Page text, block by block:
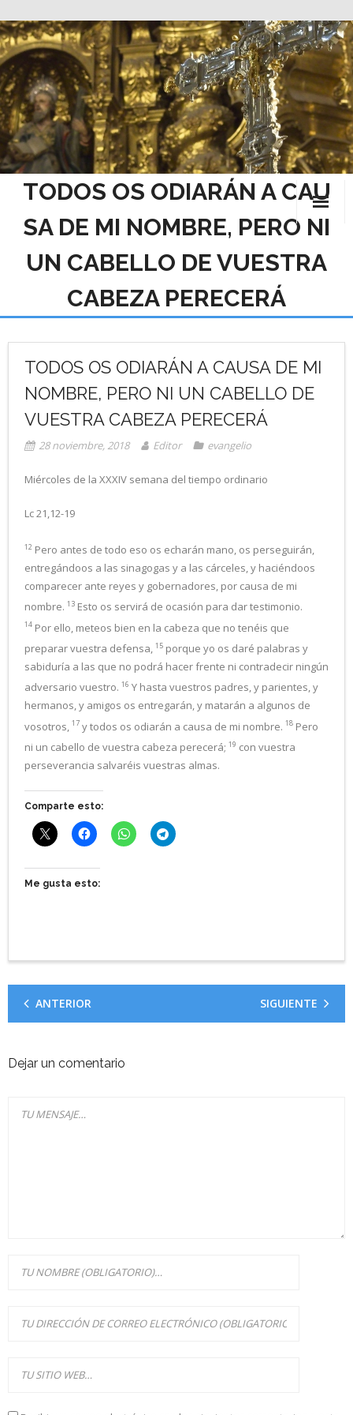
Saltar
al
contenido
TODOS OS ODIARÁN A CAU
SA DE MI NOMBRE, PERO NI
UN CABELLO DE VUESTRA
CABEZA PERECERÁ
TODOS OS ODIARÁN A CAUSA DE MI
NOMBRE, PERO NI UN CABELLO DE
VUESTRA CABEZA PERECERÁ
28 noviembre, 2018 Editor evangelio
Miércoles de la XXXIV semana del tiempo ordinario
Lc 21,12-19
12 Pero antes de todo eso os echarán mano, os perseguirán,
entregándoos a las sinagogas y a las cárceles, y haciéndoos
comparecer ante reyes y gobernadores, por causa de mi
nombre. 13 Esto os servirá de ocasión para dar testimonio.
14 Por ello, meteos bien en la cabeza que no tenéis que
preparar vuestra defensa, 15 porque yo os daré palabras y
sabiduría a las que no podrá hacer frente ni contradecir ningún
adversario vuestro. 16 Y hasta vuestros padres, y parientes, y
hermanos, y amigos os entregarán, y matarán a algunos de
vosotros, 17 y todos os odiarán a causa de mi nombre. 18 Pero
ni un cabello de vuestra cabeza perecerá; 19 con vuestra
perseverancia salvaréis vuestras almas.
Comparte esto:
Me gusta esto:
ANTERIOR SIGUIENTE
Dejar un comentario